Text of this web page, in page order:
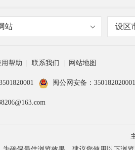
站 设区
用帮助 联系我们 网站地图
闽公网安备：